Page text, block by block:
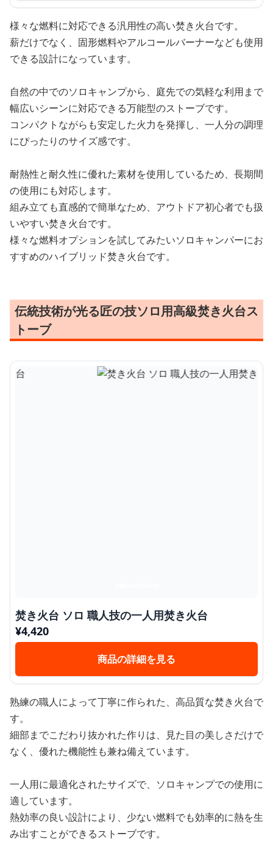
様々な燃料に対応できる汎用性の高い焚き火台です。
薪だけでなく、固形燃料やアルコールバーナーなども使用
できる設計になっています。
自然の中でのソロキャンプから、庭先での気軽な利用まで
幅広いシーンに対応できる万能型のストーブです。
コンパクトながらも安定した火力を発揮し、一人分の調理
にぴったりのサイズ感です。
耐熱性と耐久性に優れた素材を使用しているため、長期間
の使用にも対応します。
組み立ても直感的で簡単なため、アウトドア初心者でも扱
いやすい焚き火台です。
様々な燃料オプションを試してみたいソロキャンパーにお
すすめのハイブリッド焚き火台です。
伝統技術が光る匠の技ソロ用高級焚き火台ス
トーブ
焚き火台 ソロ 職人技の一人用焚き火台
¥4,420
商品の詳細を見る
熟練の職人によって丁寧に作られた、高品質な焚き火台で
す。
細部までこだわり抜かれた作りは、見た目の美しさだけで
なく、優れた機能性も兼ね備えています。
一人用に最適化されたサイズで、ソロキャンプでの使用に
適しています。
熱効率の良い設計により、少ない燃料でも効率的に熱を生
み出すことができるストーブです。